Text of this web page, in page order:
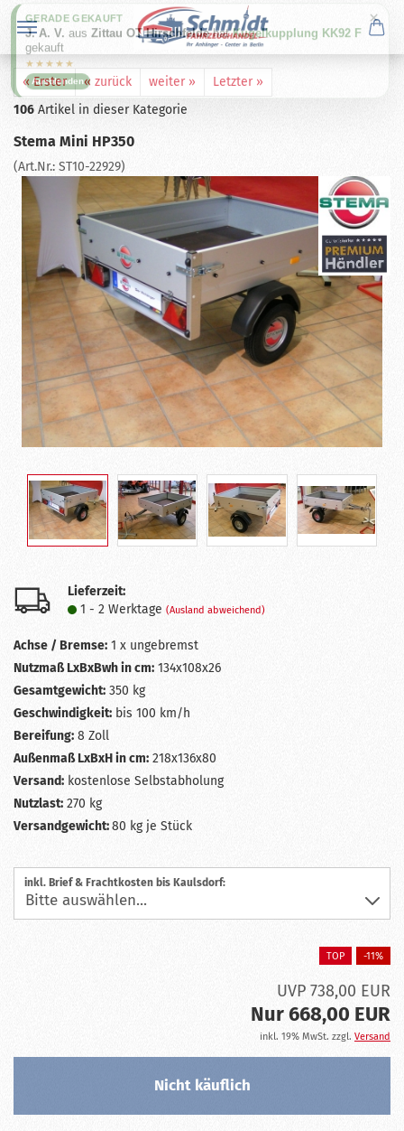
« Erster « zurück weiter »
Letzter »
106 Artikel in dieser Kategorie
Stema Mini HP350
(Art.Nr.: ST10-22929)
Lieferzeit:
1 - 2 Werktage (Ausland abweichend)
Achse / Bremse: 1 x ungebremst
Nutzmaß LxBxBwh in cm: 134x108x26
Gesamtgewicht: 350 kg
Geschwindigkeit: bis 100 km/h
Bereifung: 8 Zoll
Außenmaß LxBxH in cm: 218x136x80
Versand: kostenlose Selbstabholung
Nutzlast: 270 kg
Versandgewicht:80 kg je Stück
inkl. Brief & Frachtkosten bis Kaulsdorf:
TOP -11%
UVP 738,00 EUR
Nur 668,00 EUR
inkl. 19% MwSt. zzgl. Versand
×
GERADE GEKAUFT
J. A. V. Zittau OT HirschfeldehatKugelkupplung KK92 F
gekauft
★★★★★
Ausblenden